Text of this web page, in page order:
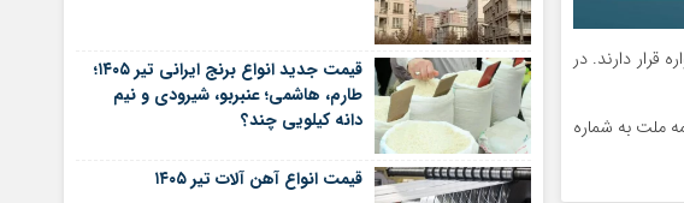
دارند. در
ملت به شماره
قیمت جدید انواع برنج ایرانی تیر ۱۴۰۵؛
طارم، هاشمی؛ عنبربو، شیرودی و نیم
دانه کیلویی چند؟
قیمت انواع آهن آلات تیر ۱۴۰۵